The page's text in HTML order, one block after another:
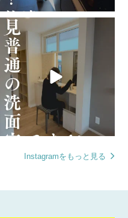
｢一見普通の洗面室ですが･･･」
～ デザインも性能もこだわれる、ゼ
ロホームの家づくり ～
77 0
Instagramをもっと見る